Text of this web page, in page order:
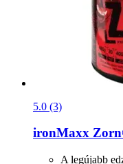
5.0 (3)
ironMaxx
A legújabb